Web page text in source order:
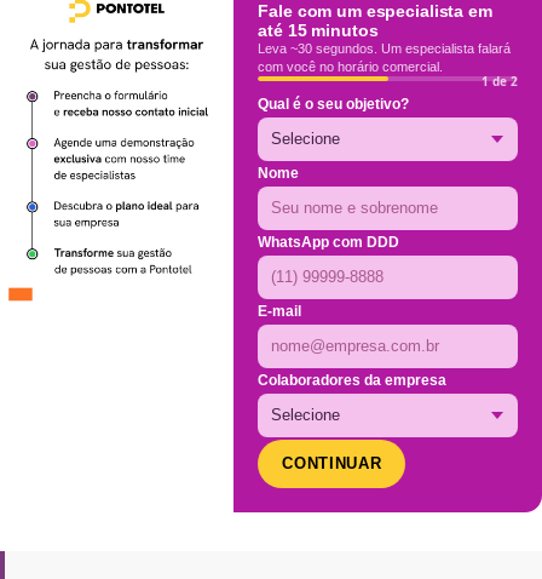
Fale com um especialista em
até 15 minutos
Leva ~30 segundos. Um especialista falará
com você no horário comercial.
1 de 2
Qual é o seu objetivo?
Nome
WhatsApp com DDD
E-mail
Colaboradores da empresa
CONTINUAR